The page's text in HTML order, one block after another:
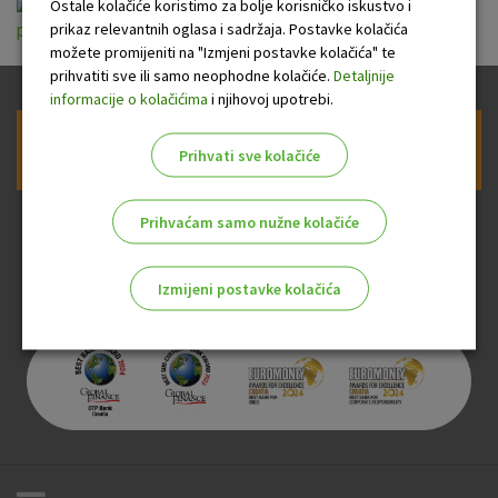
Informacije o prozvodu croatia imovina turist
plus.pdf
Prijava na newsletter OTP banke
Ostale kolačiće koristimo za bolje korisničko iskustvo i
prikaz relevantnih oglasa i sadržaja. Postavke kolačića
možete promijeniti na "Izmjeni postavke kolačića" te
prihvatiti sve ili samo neophodne kolačiće. Detaljnije
informacije o kolačićima i njihovoj upotrebi.
Prihvati sve kolačiće
Prihvaćam samo nužne kolačiće
Izmijeni postavke kolačića